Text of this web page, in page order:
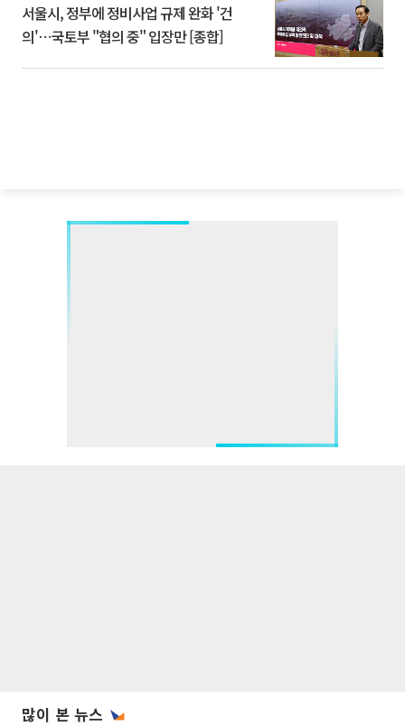
서울시, 정부에 정비사업 규제 완화 '건
의'⋯국토부 "협의 중" 입장만 [종합]
많이 본 뉴스